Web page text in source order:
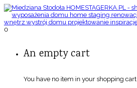
0
An empty cart
You have no item in your shopping cart